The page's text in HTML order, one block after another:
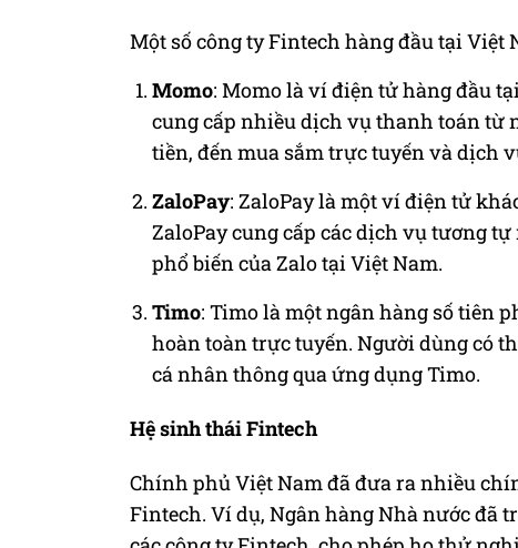
Một số công ty Fintech hàng đầu tại Việt
Momo: Momo là ví điện tử hàng đầu
cung cấp nhiều dịch vụ thanh toán từ
tiền, đến mua sắm trực tuyến và dịch
ZaloPay: ZaloPay là một ví điện tử
ZaloPay cung cấp các dịch vụ tương
phổ biến của Zalo tại Việt Nam.
Timo: Timo là một ngân hàng số tiên
hoàn toàn trực tuyến. Người dùng có
cá nhân thông qua ứng dụng Timo.
Hệ sinh thái Fintech
Chính phủ Việt Nam đã đưa ra nhiều
Fintech. Ví dụ, Ngân hàng Nhà nước